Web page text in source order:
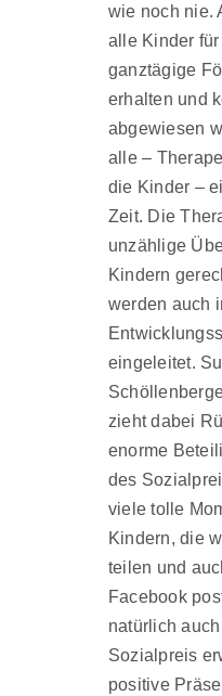
wie noch nie.
alle Kinder
ganztägige
erhalten und
abgewiesen
alle –
die Kinder –
Zeit. Die
unzählige
Kindern
werden auch
eingeleitet.
zieht dabei
enorme
des
viele tolle
Kindern, die
teilen und
Facebook
natürlich
Sozialpreis
positive